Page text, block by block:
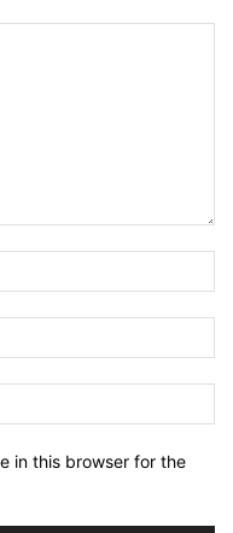
in this browser for the